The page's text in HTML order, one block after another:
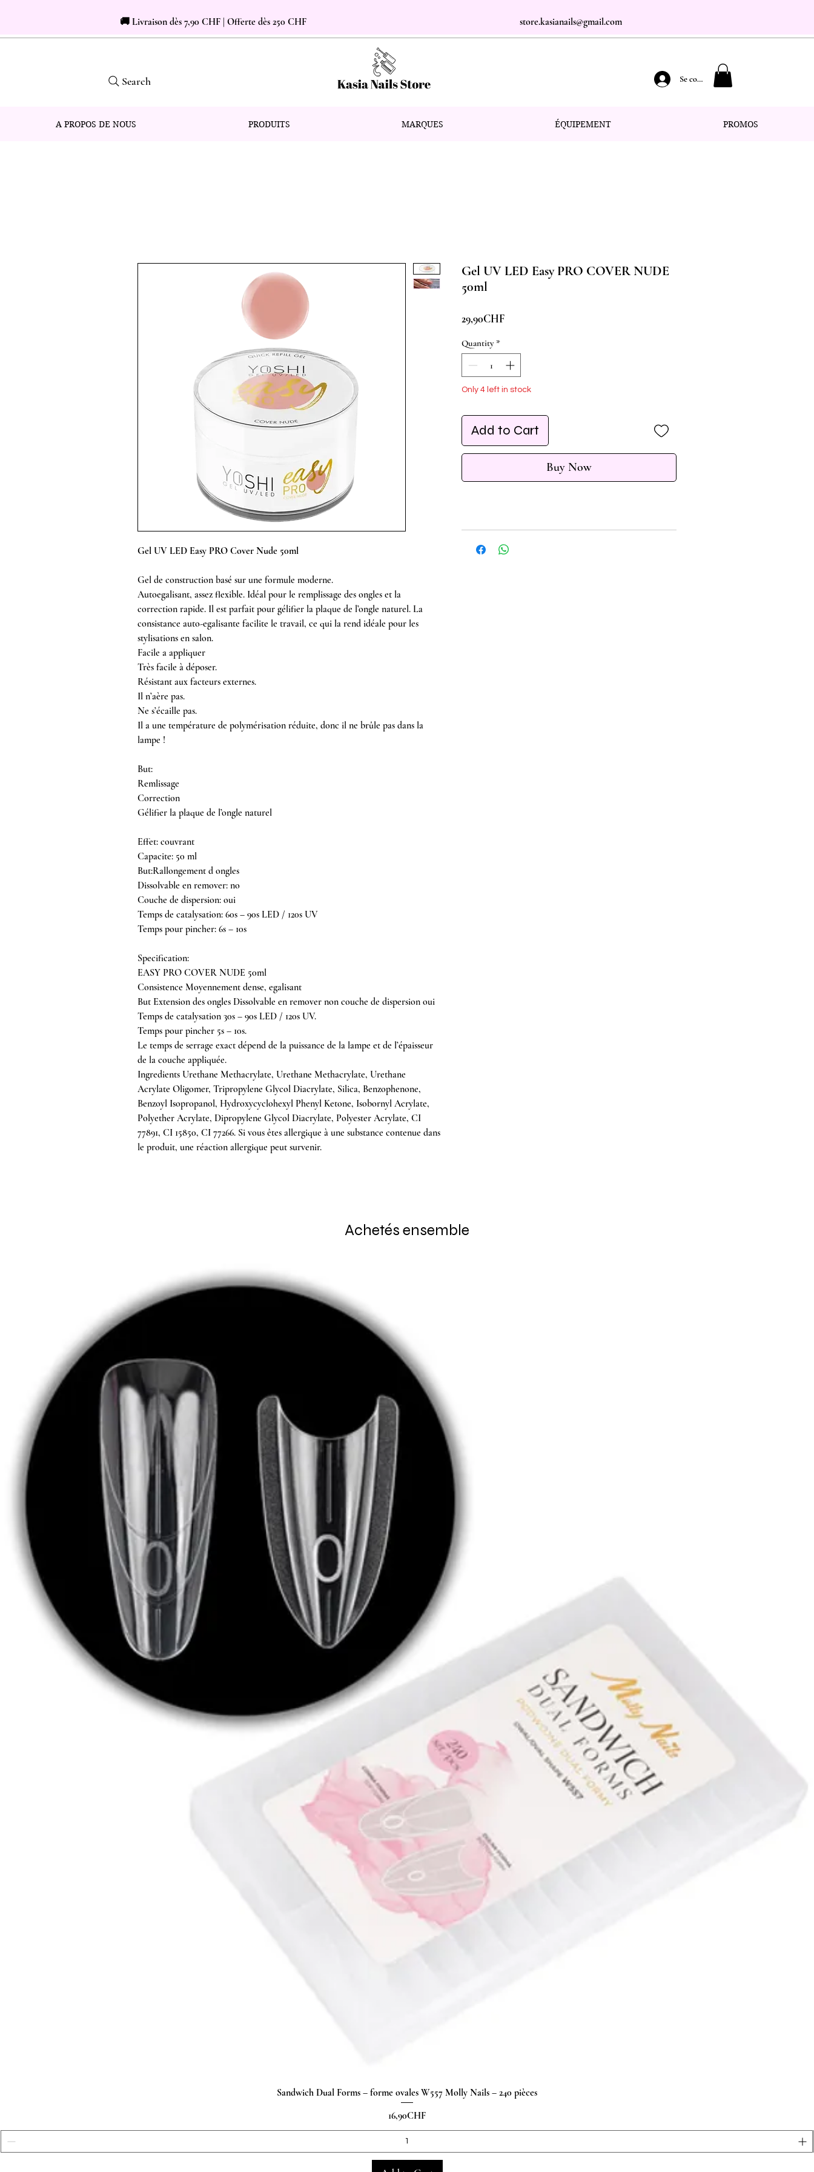
🚚 Livraison dès 7,90 CHF | Offerte dès 250 CHF store.kasianails@gmail.com
Search Se connecter
A PROPOS DE NOUS PRODUITS MARQUES ÉQUIPEMENT PROMOS
Gel UV LED Easy PRO Cover Nude 50ml
Gel de construction basé sur une formule moderne.
Autoegalisant, assez flexible. Idéal pour le remplissage des ongles et la
correction rapide. Il est parfait pour gélifier la plaque de l’ongle naturel. La
consistance auto-egalisante facilite le travail, ce qui la rend idéale pour les
stylisations en salon.
Facile a appliquer
Très facile à déposer.
Résistant aux facteurs externes.
Il n’aère pas.
Ne s’écaille pas.
Il a une température de polymérisation réduite, donc il ne brûle pas dans la
lampe !
But:
Remlissage
Correction
Gélifier la plaque de l’ongle naturel
Effet: couvrant
Capacite: 50 ml
But:Rallongement d ongles
Dissolvable en remover: no
Couche de dispersion: oui
Temps de catalysation: 60s – 90s LED / 120s UV
Temps pour pincher: 6s – 10s
Specification:
EASY PRO COVER NUDE 50ml
Consistence Moyennement dense, egalisant
But Extension des ongles Dissolvable en remover non couche de dispersion oui
Temps de catalysation 30s – 90s LED / 120s UV.
Temps pour pincher 5s – 10s.
Le temps de serrage exact dépend de la puissance de la lampe et de l’épaisseur
de la couche appliquée.
Ingredients Urethane Methacrylate, Urethane Methacrylate, Urethane
Acrylate Oligomer, Tripropylene Glycol Diacrylate, Silica, Benzophenone,
Benzoyl Isopropanol, Hydroxycyclohexyl Phenyl Ketone, Isobornyl Acrylate,
Polyether Acrylate, Dipropylene Glycol Diacrylate, Polyester Acrylate, CI
77891, CI 15850, CI 77266. Si vous êtes allergique à une substance contenue dans
le produit, une réaction allergique peut survenir.
Gel UV LED Easy PRO COVER NUDE
50ml
29,90CHFPrice
Quantity *
Only 4 left in stock
Add to Cart
Buy Now
Achetés ensemble
Quick View
Sandwich Dual Forms – forme ovales W557 Molly Nails – 240 pièces
Price
16,90CHF